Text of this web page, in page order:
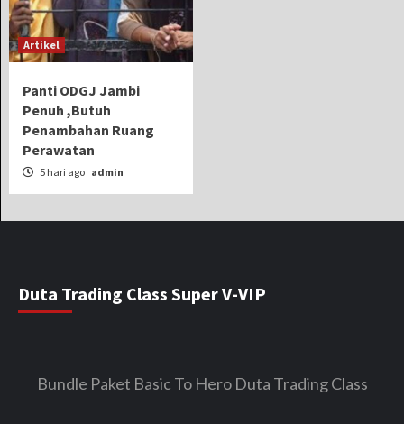
Artikel
Panti ODGJ Jambi
Penuh ,Butuh
Penambahan Ruang
Perawatan
5 hari ago admin
Duta Trading Class Super V-VIP
Bundle Paket Basic To Hero Duta Trading Class